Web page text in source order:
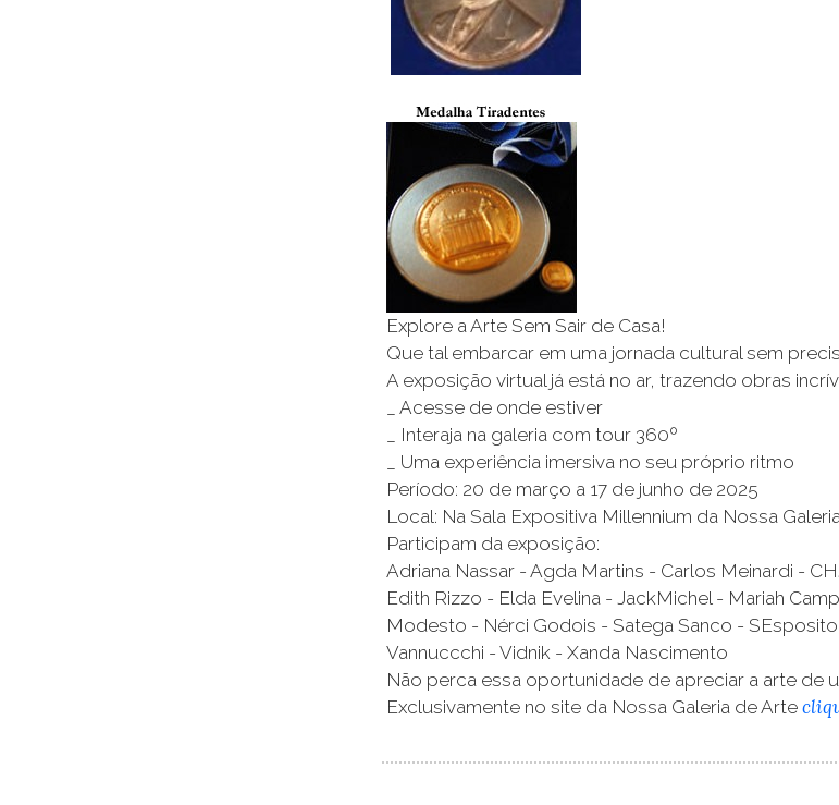
Explore a Arte Sem Sair de Casa!
Que tal embarcar em uma jornada cultural sem
A exposição virtual já está no ar, trazendo obras
_ Acesse de onde estiver
_ Interaja na galeria com tour 360º
_ Uma experiência imersiva no seu próprio ritmo
Período: 20 de março a 17 de junho de 2025
Local: Na Sala Expositiva Millennium da Nossa
Participam da exposição:
Adriana Nassar - Agda Martins - Carlos Meinardi -
Edith Rizzo - Elda Evelina - JackMichel - Mariah
Modesto - Nérci Godois - Satega Sanco - SEsposito
Vannuccchi - Vidnik - Xanda Nascimento
Não perca essa oportunidade de apreciar a arte de
Exclusivamente no site da Nossa Galeria de Arte